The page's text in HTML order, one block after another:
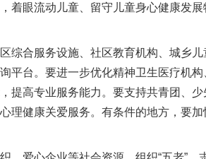
着眼流动儿童、留守儿童身心健康发
合服务设施、社区教育机构、城乡儿
平台。要进一步优化精神卫生医疗机
提高专业服务能力。要支持共青团、
理健康关爱服务。有条件的地方，要加